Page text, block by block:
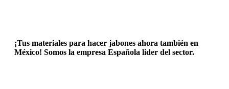
¡Tus materiales para hacer jabones ahora también en
México! Somos la empresa Española lider del sector.